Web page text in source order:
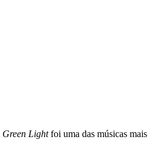
Green Lightfoi uma das músicas mais